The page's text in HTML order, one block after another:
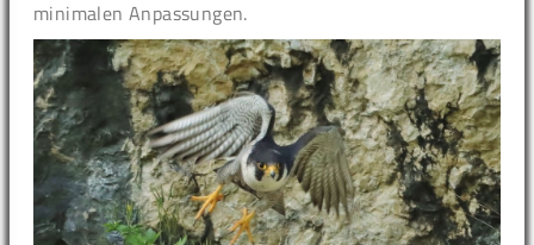
minimalen Anpassungen.